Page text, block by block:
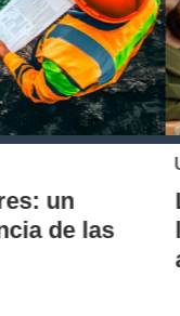
Los 70 años
la UC:
al desarrollo